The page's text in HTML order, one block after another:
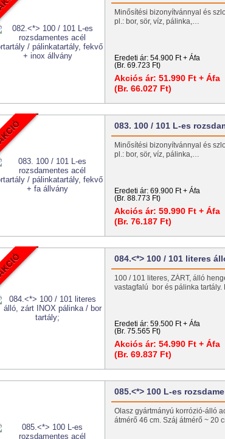
Minősítési bizonyítvánnyal és
pl.: bor, sör, víz, pálinka,…
Eredeti ár: 54.900 Ft + Áfa
(Br. 69.723 Ft)
Akciós ár: 51.990 Ft + Áfa
(Br. 66.027 Ft)
083. 100 / 101 L-es
Minősítési bizonyítvánnyal és
pl.: bor, sör, víz, pálinka,…
Eredeti ár: 69.900 Ft + Áfa
(Br. 88.773 Ft)
Akciós ár: 59.990 Ft + Áfa
(Br. 76.187 Ft)
084.<*> 100 / 101 literes
100 / 101 literes, ZÁRT, álló
vastagfalú bor és pálinka
Eredeti ár: 59.500 Ft + Áfa
(Br. 75.565 Ft)
Akciós ár: 54.990 Ft + Áfa
(Br. 69.837 Ft)
085.<*> 100 L-es
Olasz gyártmányú korrózió-álló
átmérő 46 cm. Száj átmérő ~ 20